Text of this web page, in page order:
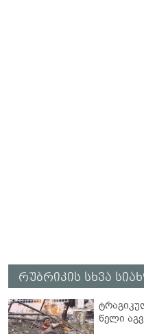
რუბრიკის სხვა
წელი